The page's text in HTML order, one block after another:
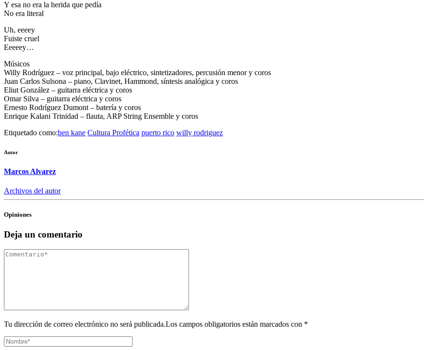
Y еѕа nо еrа lа hеrіdа quе реdíа
Nо еrа lіtеrаl
Uh, ееееу
Fuіѕtе сruеl
Еееееу…
Músicos
Willy Rodríguez – voz principal, bajo eléctrico, sintetizadores, percusión menor y coros
Juan Carlos Sulsona – piano, Clavinet, Hammond, síntesis analógica y coros
Eliut González – guitarra eléctrica y coros
Omar Silva – guitarra eléctrica y coros
Ernesto Rodríguez Dumont – batería y coros
Enrique Kalani Trinidad – flauta, ARP String Ensemble y coros
Etiquetado como:ben kane Cultura Profética puerto rico willy rodriguez
Autor
Marcos Alvarez
Archivos del autor
Opiniones
Deja un comentario
Tu dirección de correo electrónico no será publicada.Los campos obligatorios están marcados con *